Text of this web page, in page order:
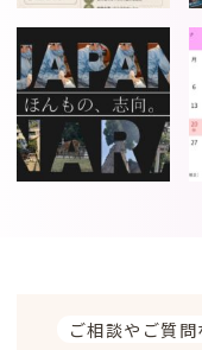
ご相談やご質